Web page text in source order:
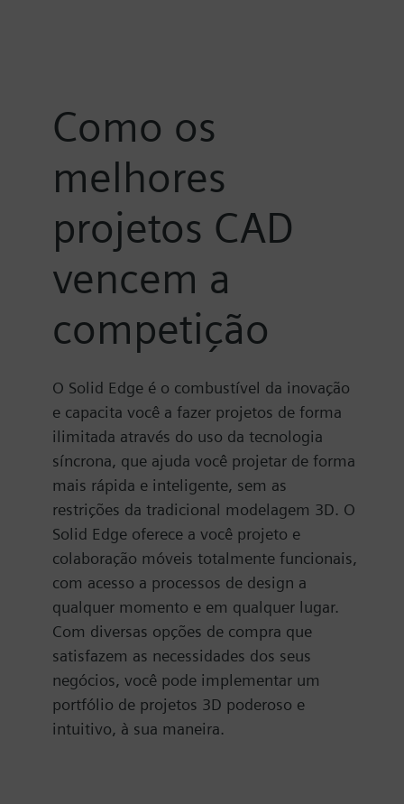
Como os
melhores
projetos CAD
vencem a
competição
O Solid Edge é o combustível da inovação
e capacita você a fazer projetos de forma
ilimitada através do uso da tecnologia
síncrona, que ajuda você projetar de forma
mais rápida e inteligente, sem as
restrições da tradicional modelagem 3D. O
Solid Edge oferece a você projeto e
colaboração móveis totalmente funcionais,
com acesso a processos de design a
qualquer momento e em qualquer lugar.
Com diversas opções de compra que
satisfazem as necessidades dos seus
negócios, você pode implementar um
portfólio de projetos 3D poderoso e
intuitivo, à sua maneira.